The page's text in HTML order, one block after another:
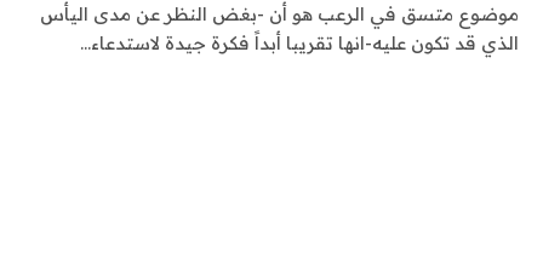
موضوع متسق في الرعب هو أن -بغض النظر عن مدى اليأس
الذي قد تكون عليه-انها تقريبا أبداً فكرة جيدة لاستدعاء…